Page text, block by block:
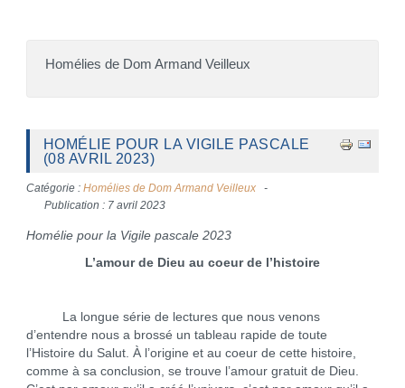
Homélies de Dom Armand Veilleux
HOMÉLIE POUR LA VIGILE PASCALE
(08 AVRIL 2023)
Catégorie : Homélies de Dom Armand Veilleux
Publication : 7 avril 2023
Homélie pour la Vigile pascale 2023
L’amour de Dieu au coeur de l’histoire
La longue série de lectures que nous venons
d’entendre nous a brossé un tableau rapide de toute
l’Histoire du Salut. À l’origine et au coeur de cette histoire,
comme à sa conclusion, se trouve l’amour gratuit de Dieu.